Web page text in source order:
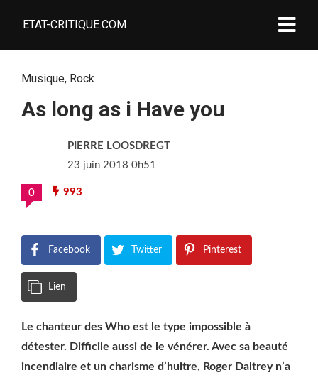
ETAT-CRITIQUE.COM
Musique, Rock
As long as i Have you
PIERRE LOOSDREGT
23 juin 2018 0h51
0 993
Facebook Twitter Pinterest
Lien
Le chanteur des Who est le type impossible à
détester. Difficile aussi de le vénérer. Avec sa beauté
incendiaire et un charisme d’huitre, Roger Daltrey n’a